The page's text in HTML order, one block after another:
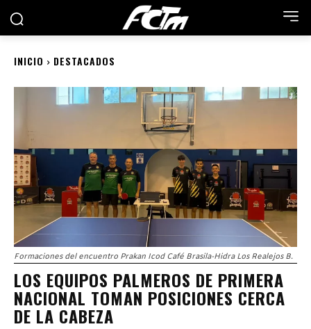
INICIO DESTACADOS
Formaciones del encuentro Prakan Icod Café Brasila-Hidra Los Realejos B.
LOS EQUIPOS PALMEROS DE PRIMERA
NACIONAL TOMAN POSICIONES CERCA
DE LA CABEZA